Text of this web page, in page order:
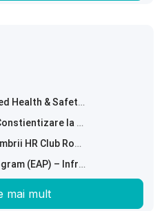
of Employee Training Documents
la Angajare Reala
HR Club Romania
performantei
mai mult